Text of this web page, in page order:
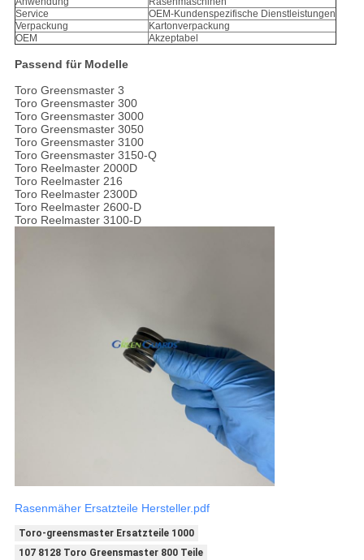
Service
OEM-Kundenspezifische Dienstleistungen
Verpackung
Kartonverpackung
OEM
Akzeptabel
Passend für Modelle
Toro Greensmaster 3
Toro Greensmaster 300
Toro Greensmaster 3000
Toro Greensmaster 3050
Toro Greensmaster 3100
Toro Greensmaster 3150-Q
Toro Reelmaster 2000D
Toro Reelmaster 216
Toro Reelmaster 2300D
Toro Reelmaster 2600-D
Toro Reelmaster 3100-D
Rasenmäher Ersatzteile Hersteller.pdf
Toro-greensmaster Ersatzteile 1000
107 8128 Toro Greensmaster 800 Teile